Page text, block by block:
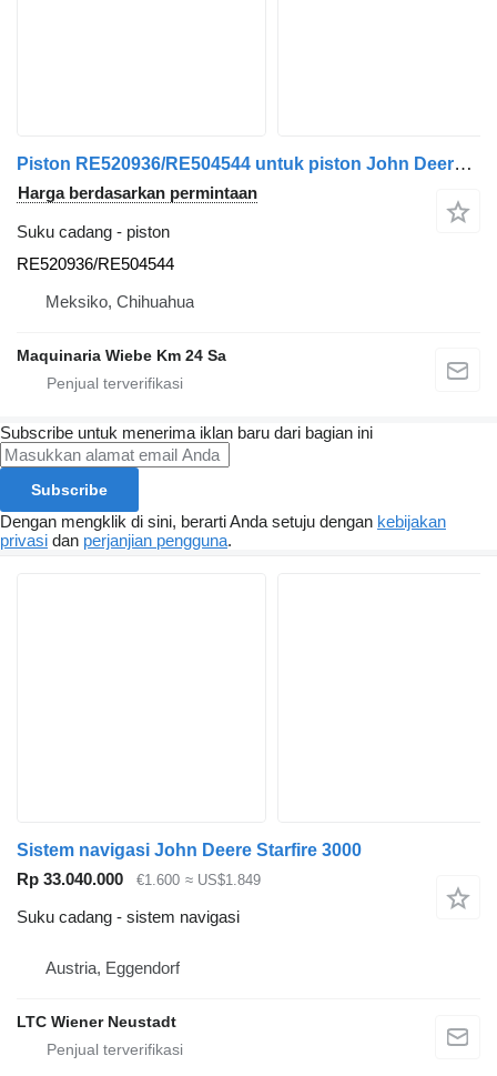
Piston RE520936/RE504544 untuk piston John Deere 325
Harga berdasarkan permintaan
Suku cadang - piston
RE520936/RE504544
Meksiko, Chihuahua
Maquinaria Wiebe Km 24 Sa
Subscribe untuk menerima iklan baru dari bagian ini
Subscribe
Dengan mengklik di sini, berarti Anda setuju dengan kebijakan
privasi dan perjanjian pengguna.
Sistem navigasi John Deere Starfire 3000
Rp 33.040.000
€1.600 ≈ US$1.849
Suku cadang - sistem navigasi
Austria, Eggendorf
LTC Wiener Neustadt